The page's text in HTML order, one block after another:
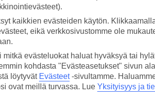
kaikkien evästeiden käytön.
eikä verkkosivustomme ole
mitkä evästeluokat haluat hyväksyä tai
kohdasta "Evästeasetukset" sivun
löytyvät Evästeet-sivultamme.
ovat meillä turvassa. Lue Yksityisyys ja